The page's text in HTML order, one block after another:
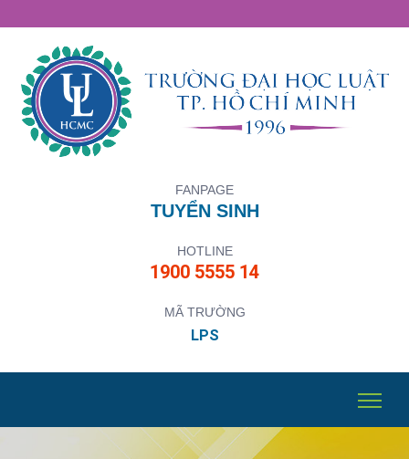
FANPAGE
TUYỂN SINH
HOTLINE
1900 5555 14
MÃ TRƯỜNG
LPS